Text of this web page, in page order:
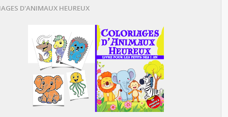
D'ANIMAUX HEUREUX